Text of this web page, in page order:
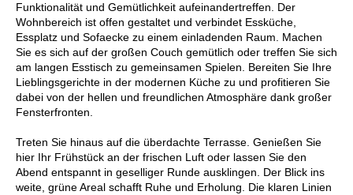
Funktionalität und Gemütlichkeit aufeinandertreffen. Der
Wohnbereich ist offen gestaltet und verbindet Essküche,
Essplatz und Sofaecke zu einem einladenden Raum. Machen
Sie es sich auf der großen Couch gemütlich oder treffen Sie sich
am langen Esstisch zu gemeinsamen Spielen. Bereiten Sie Ihre
Lieblingsgerichte in der modernen Küche zu und profitieren Sie
dabei von der hellen und freundlichen Atmosphäre dank großer
Fensterfronten.
Treten Sie hinaus auf die überdachte Terrasse. Genießen Sie
hier Ihr Frühstück an der frischen Luft oder lassen Sie den
Abend entspannt in geselliger Runde ausklingen. Der Blick ins
weite, grüne Areal schafft Ruhe und Erholung. Die klaren Linien